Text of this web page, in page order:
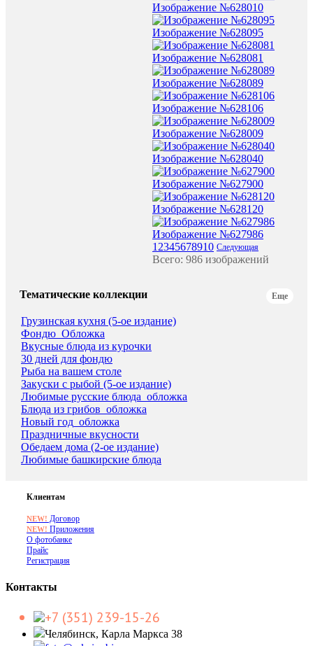
Изображение №628010
Изображение №628095
Изображение №628081
Изображение №628089
Изображение №628106
Изображение №628009
Изображение №628040
Изображение №627900
Изображение №628120
Изображение №627986
1 2345678910 Следующая
Всего: 986 изображений
Тематические коллекции Еще
Грузинская кухня (5-ое издание)
Фондю_Обложка
Вкусные блюда из курочки
30 дней для фондю
Рыба на вашем столе
Закуски с рыбой (5-ое издание)
Любимые русские блюда_обложка
Блюда из грибов_обложка
Новый год_обложка
Праздничные вкусности
Обедаем дома (2-ое издание)
Любимые башкирские блюда
Клиентам
NEW! Договор
NEW! Приложения
О фотобанке
Прайс
Регистрация
Контакты
+7 (351) 239-15-26
Челябинск, Карла Маркса 38